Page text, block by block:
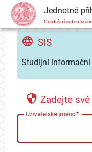
CAS Jednotné
Centrální
SIS
Studijní informační
Zadejte
Uživatelské jméno